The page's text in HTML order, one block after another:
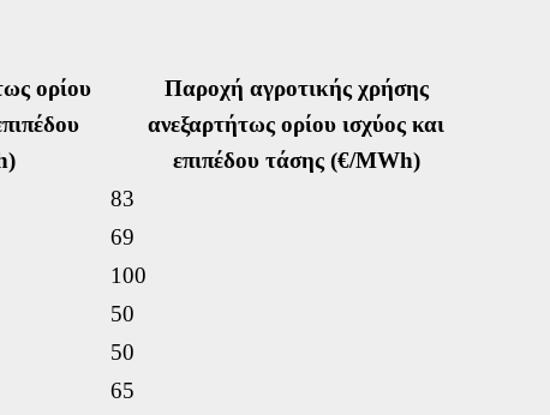
ορίου
Παροχή αγροτικής χρήσης
ανεξαρτήτως ορίου ισχύος και
επιπέδου τάσης (€/MWh)
83
69
100
50
50
65